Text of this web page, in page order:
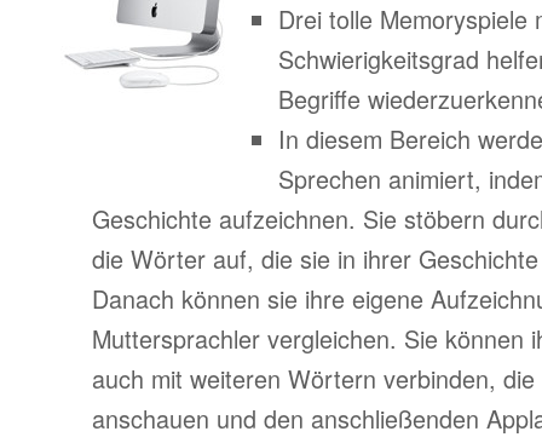
Drei tolle Memoryspiele
Schwierigkeitsgrad
Begriffe
In diesem Bereich
Sprechen animiert,
Geschichte aufzeichnen. Sie stöbern
die Wörter auf, die sie in ihrer
Danach können sie ihre eigene
Muttersprachler vergleichen. Sie können
auch mit weiteren Wörtern verbinden,
anschauen und den anschließenden